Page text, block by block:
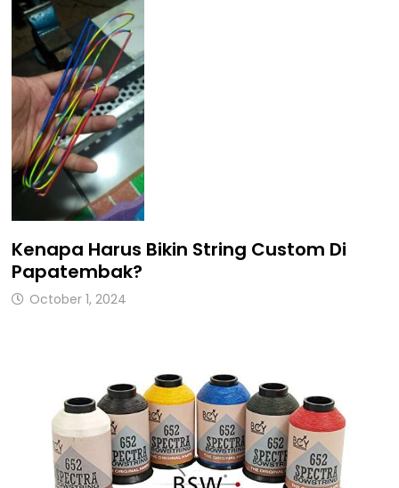
Kenapa Harus Bikin String Custom Di
Papatembak?
October 1, 2024